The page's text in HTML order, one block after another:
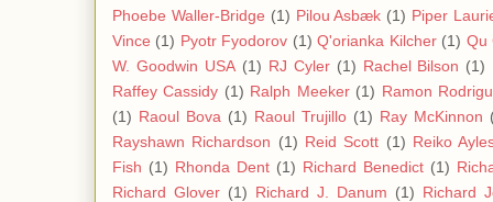
Phoebe Waller-Bridge (1) Pilou Asbæk (1) Piper
Vince (1) Pyotr Fyodorov (1) Q'orianka Kilcher (1) Qu
W. Goodwin USA (1) RJ Cyler (1) Rachel Bilson (1)
Raffey Cassidy (1) Ralph Meeker (1) Ramon
(1) Raoul Bova (1) Raoul Trujillo (1) Ray McKinnon
Rayshawn Richardson (1) Reid Scott (1) Reiko
Fish (1) Rhonda Dent (1) Richard Benedict (1)
Richard Glover (1) Richard J. Danum (1) Richard